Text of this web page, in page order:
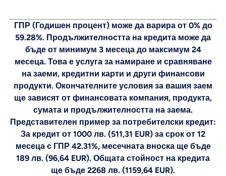
ГПР (Годишен процент) може да варира от 0% до
59.28%. Продължителността на кредита може да
бъде от минимум 3 месеца до максимум 24
месеца. Това е услуга за намиране и сравняване
на заеми, кредитни карти и други финансови
продукти. Окончателните условия за вашия заем
ще зависят от финансовата компания, продукта,
сумата и продължителността на заема.
Представителен пример за потребителски кредит:
За кредит от 1000 лв. (511,31 EUR) за срок от 12
месеца с ГПР 42.31%, месечната вноска ще бъде
189 лв. (96,64 EUR). Общата стойност на кредита
ще бъде 2268 лв. (1159,64 EUR).